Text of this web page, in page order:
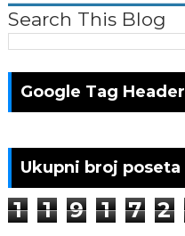
Search This Blog
Google Tag Header
Ukupni broj poseta
1 1 9 1 7 2